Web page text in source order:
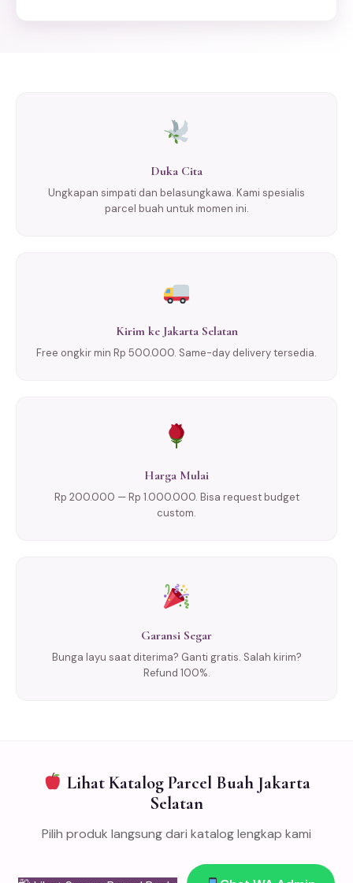
Duka Cita
Ungkapan simpati dan belasungkawa. Kami spesialis
parcel buah untuk momen ini.
Kirim ke Jakarta Selatan
Free ongkir min Rp 500.000. Same-day delivery tersedia.
Harga Mulai
Rp 200.000 — Rp 1.000.000. Bisa request budget
custom.
Garansi Segar
Bunga layu saat diterima? Ganti gratis. Salah kirim?
Refund 100%.
Lihat Katalog Parcel Buah Jakarta
Selatan
Pilih produk langsung dari katalog lengkap kami